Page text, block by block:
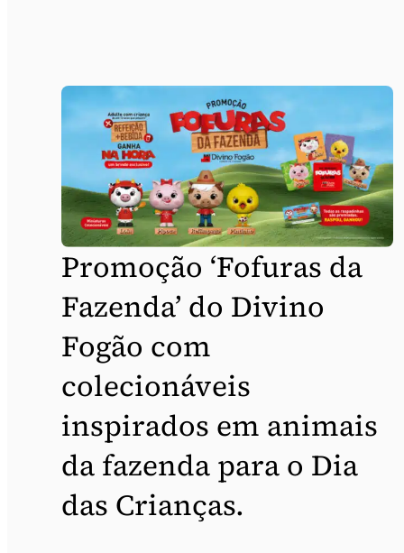
Promoção ‘Fofuras da
Fazenda’ do Divino
Fogão com
colecionáveis
inspirados em animais
da fazenda para o Dia
das Crianças.